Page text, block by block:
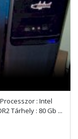
: Intel
Tárhely : 80 Gb ...